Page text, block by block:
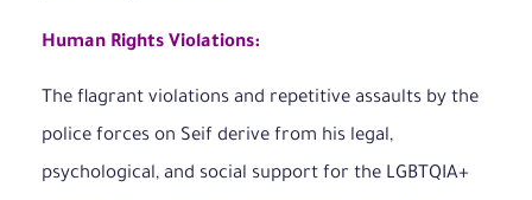
Human Rights Violations:
The flagrant violations and repetitive assaults by the
police forces on Seif derive from his legal,
psychological, and social support for the LGBTQIA+